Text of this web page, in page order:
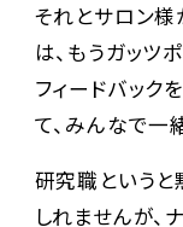
それとサロン
は、もうガッツ
フィードバック
て、みんなで一
研究職という
しれませんが、